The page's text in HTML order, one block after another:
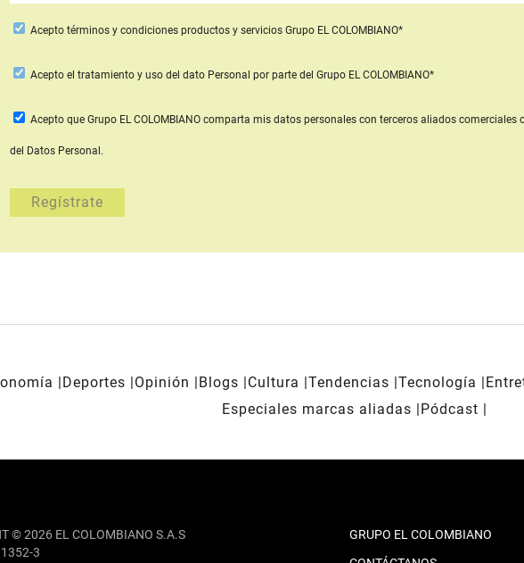
Acepto términos y condiciones productos y servicios Grupo EL COLOMBIANO*
Aceptoel tratamiento y uso del dato Personal por parte del Grupo EL COLOMBIANO*
Acepto que Grupo EL COLOMBIANO comparta mis datos personales con terceros aliados comerciales
del Datos Personal.
Deportes Opinión Blogs Cultura Tendencias Tecnología
Especiales marcas aliadas
Pódcast
© 2026 EL COLOMBIANO S.A.S
3
GRUPO EL COLOMBIANO